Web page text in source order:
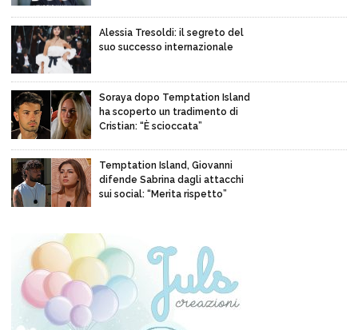
Alessia Tresoldi: il segreto del
suo successo internazionale
Soraya dopo Temptation Island
ha scoperto un tradimento di
Cristian: “È scioccata”
Temptation Island, Giovanni
difende Sabrina dagli attacchi
sui social: “Merita rispetto”